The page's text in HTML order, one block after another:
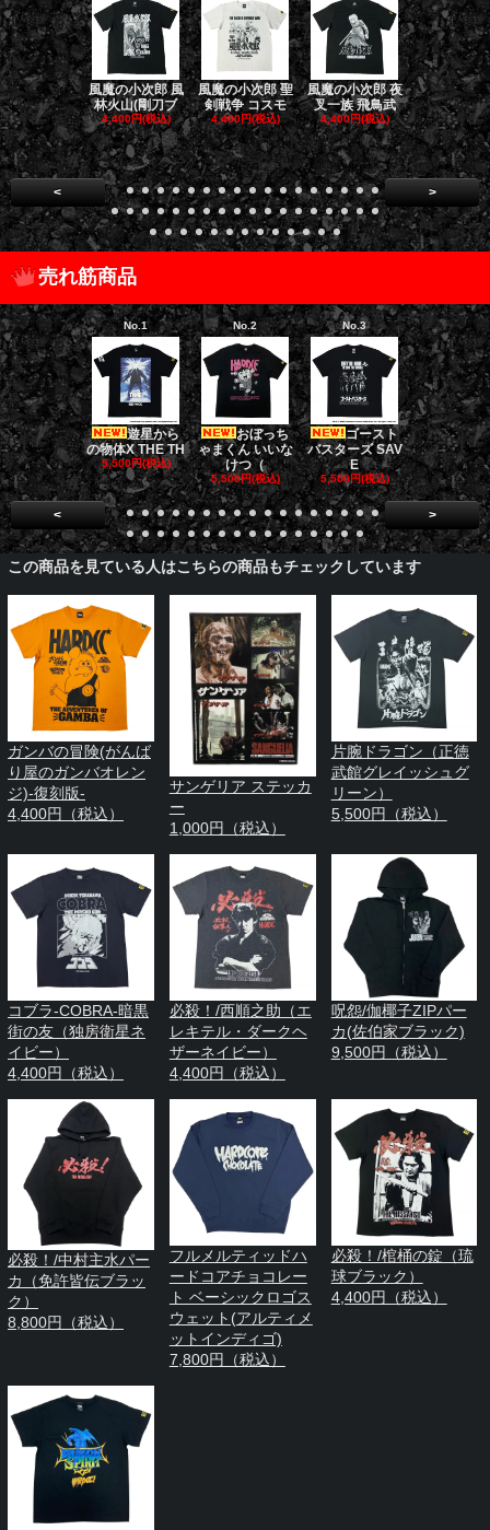
風魔の小次郎 風
林火山(剛刀ブ
4,400円(税込)
風魔の小次郎 聖
剣戦争 コスモ
4,400円(税込)
風魔の小次郎 夜
叉一族 飛鳥武
4,400円(税込)
風魔の小次
魔一族 竜
4,400円(税
< >
売れ筋商品
No.1
遊星から
の物体X THE TH
5,500円(税込)
No.2
おぼっち
ゃまくん いいな
けつ（
5,500円(税込)
No.3
ゴースト
バスターズ SAV
E
5,500円(税込)
No.4
ゴー
バスターズ
ージャ
5,500円(税
< >
この商品を見ている人はこちらの商品もチェックしています
ガンバの冒険(がんば
り屋のガンバオレン
ジ)-復刻版-
4,400円（税込）
サンゲリア ステッカ
ー
1,000円（税込）
片腕ドラゴン（正徳
武館グレイッシュグ
リーン）
5,500円（税込）
コブラ-COBRA-暗黒
街の友（独房衛星ネ
イビー）
4,400円（税込）
必殺！/西順之助（エ
レキテル・ダークヘ
ザーネイビー）
4,400円（税込）
呪怨/伽椰子ZIPパー
カ(佐伯家ブラック)
9,500円（税込）
必殺！/中村主水パー
カ（免許皆伝ブラッ
ク）
8,800円（税込）
フルメルティッドハ
ードコアチョコレー
ト ベーシックロゴス
ウェット(アルティメ
ットインディゴ)
7,800円（税込）
必殺！/棺桶の錠（琉
球ブラック）
4,400円（税込）